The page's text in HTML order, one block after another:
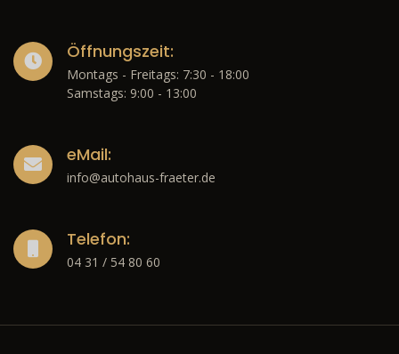
Öffnungszeit:
Montags - Freitags: 7:30 - 18:00
Samstags: 9:00 - 13:00
eMail:
info@autohaus-fraeter.de
Telefon:
04 31 / 54 80 60